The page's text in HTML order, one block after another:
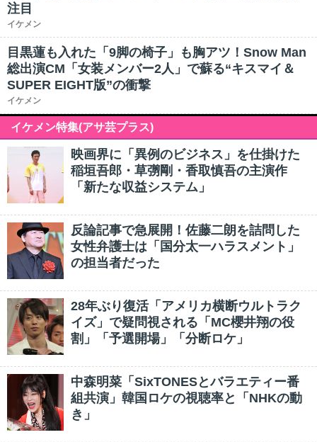
注目
イケメン
目黒蓮も入れた「9脚の椅子」も胸アツ！Snow Man
総出演CM「女装メンバー2人」で蘇る“キスマイ＆
SUPER EIGHT版”の衝撃
イケメン
イケメン特集(アサ芸プラス)
映画界に「異例のビジネス」を仕掛けた
稲垣吾郎・草彅剛・香取慎吾の主演作
「新たな収益システム」
反論記事で急展開！佐藤二朗を詰問した
女性弁護士は「国分太一ハラスメント」
の担当者だった
28年ぶり復活「アメリカ横断ウルトラク
イズ」で疑問視される「MC櫻井翔の役
割」「予選開場」「分断ロケ」
中森明菜「SixTONESとバラエティー番
組共演」韓国ロケの視聴率と「NHKの動
き」